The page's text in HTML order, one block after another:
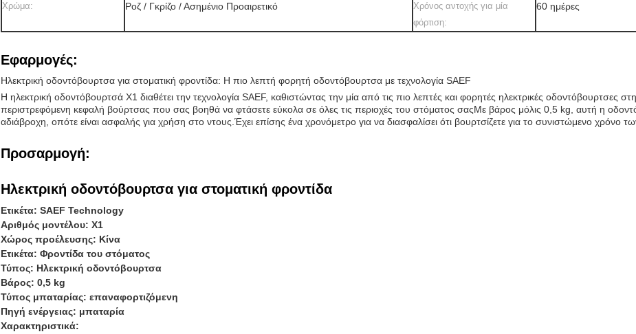
Χρώμα: Ροζ / Γκρίζο / Ασημένιο Προαιρετικό
Χρόνος αντοχής για μία
φόρτιση:
60 ημέρες
Εφαρμογές:
Ηλεκτρική οδοντόβουρτσα για στοματική φροντίδα: Η πιο λεπτή φορητή οδοντόβουρτσα με τεχνολογία SAEF
Η ηλεκτρική οδοντόβουρτσά X1 διαθέτει την τεχνολογία SAEF, καθιστώντας την μία από τις πιο λεπτές και φορητές ηλεκτρικές οδοντόβουρτσες
περιστρεφόμενη κεφαλή βούρτσας που σας βοηθά να φτάσετε εύκολα σε όλες τις περιοχές του στόματος σαςΜε βάρος μόλις 0,5 kg, αυτή η
αδιάβροχη, οπότε είναι ασφαλής για χρήση στο ντους.Έχει επίσης ένα χρονόμετρο για να διασφαλίσει ότι βουρτσίζετε για το συνιστώμενο χρόνο
Προσαρμογή:
Ηλεκτρική οδοντόβουρτσα για στοματική φροντίδα
Ετικέτα: SAEF Technology
Αριθμός μοντέλου: X1
Χώρος προέλευσης: Κίνα
Ετικέτα: Φροντίδα του στόματος
Τύπος: Ηλεκτρική οδοντόβουρτσα
Βάρος: 0,5 kg
Τύπος μπαταρίας: επαναφορτιζόμενη
Πηγή ενέργειας: μπαταρία
Χαρακτηριστικά: